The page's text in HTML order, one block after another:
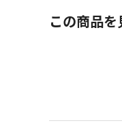
この商品